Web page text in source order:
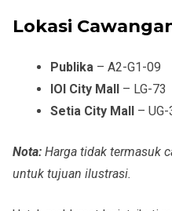
Lokasi
Publika – A2-G1-09
IOI City Mall – LG-73
Setia City Mall –
Nota: Harga tidak termasuk
untuk tujuan ilustrasi.